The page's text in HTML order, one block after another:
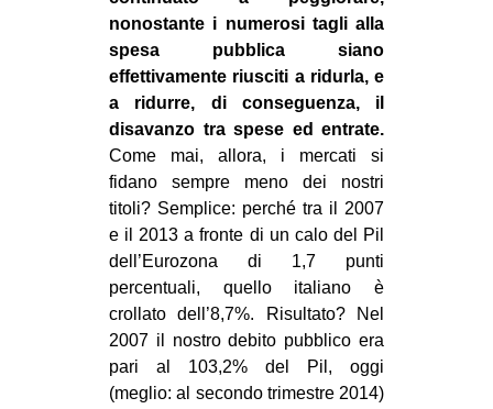
nonostante i numerosi tagli alla
spesa pubblica siano
effettivamente riusciti a ridurla, e
a ridurre, di conseguenza, il
disavanzo tra spese ed entrate.
Come mai, allora, i mercati si
fidano sempre meno dei nostri
titoli? Semplice: perché tra il 2007
e il 2013 a fronte di un calo del Pil
dell’Eurozona di 1,7 punti
percentuali, quello italiano è
crollato dell’8,7%. Risultato? Nel
2007 il nostro debito pubblico era
pari al 103,2% del Pil, oggi
(meglio: al secondo trimestre 2014)